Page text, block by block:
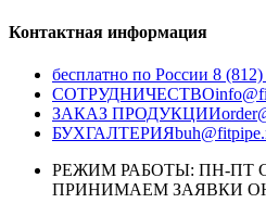
Контактная информация
бесплатно по России 8
СОТРУДНИЧЕСТВО
ЗАКАЗ ПРОДУКЦИИ
БУХГАЛТЕРИЯ
РЕЖИМ РАБОТЫ: ПН-ПТ С
ПРИНИМАЕМ ЗАЯВКИ